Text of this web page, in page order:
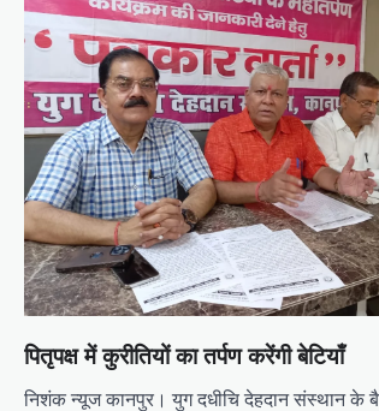
v
g
a
o
n
पितृपक्ष में कुरीतियों का तर्पण करेंगी बेटियाँ
निशंक न्यूज कानपुर। युग दधीचि देहदान संस्थान के